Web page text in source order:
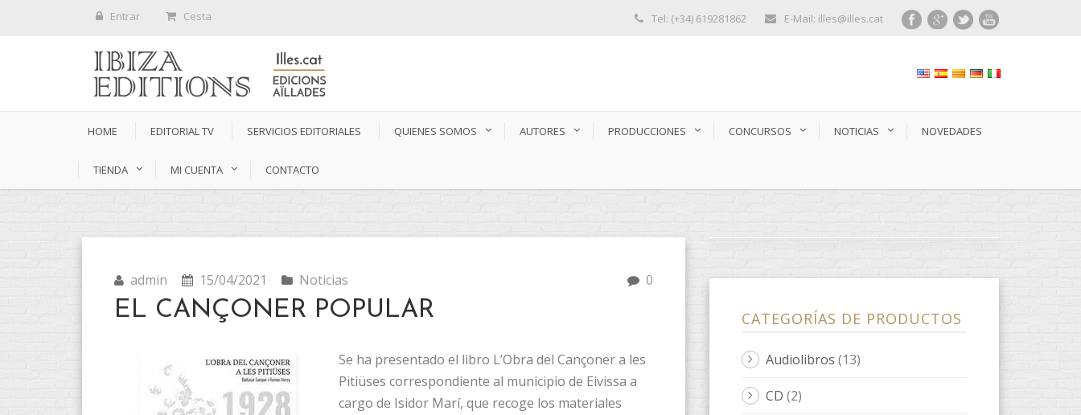
Entrar Cesta Tel: (+34) 619281862 E-Mail: illes@illes.cat
HOME EDITORIAL TV SERVICIOS EDITORIALES QUIENES SOMOS AUTORES PRODUCCIONES CONCURSOS NOTICIAS NOVEDADES
TIENDA MI CUENTA CONTACTO
admin 15/04/2021 Noticias 0
EL CANÇONER POPULAR
Se ha presentado el libro L’Obra del Cançoner a les
Pitiüses correspondiente al municipio de Eivissa a
cargo de Isidor Marí, que recoge los materiales
CATEGORÍAS DE PRODUCTOS
Audiolibros (13)
CD (2)